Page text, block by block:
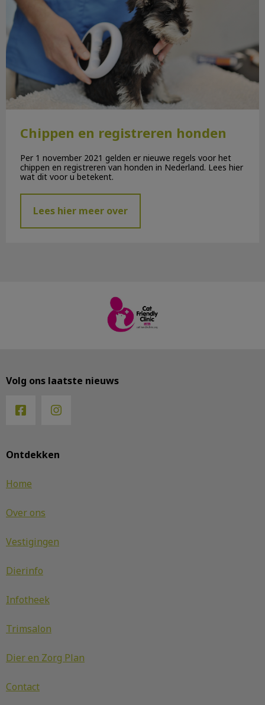
Chippen en registreren honden
Per 1 november 2021 gelden er nieuwe regels voor het
chippen en registreren van honden in Nederland. Lees hier
wat dit voor u betekent.
Lees hier meer over
Ontdekken
Home
Over ons
Vestigingen
Dierinfo
Infotheek
Trimsalon
Dier en Zorg Plan
Contact
Volg ons laatste nieuws